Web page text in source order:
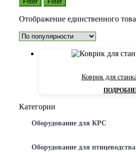
Отображение единственного
Коврик для
Категории
Оборудование для КРС
Оборудование для птицеводства